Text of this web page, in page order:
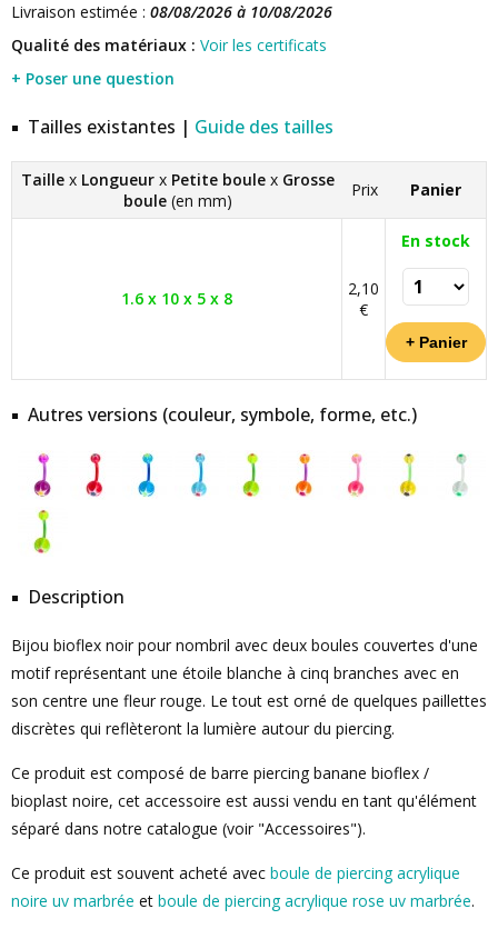
Livraison estimée : 08/08/2026 à 10/08/2026
Qualité des matériaux : Voir les certificats
+ Poser une question
Tailles existantes | Guide des tailles
Taille x Longueur x Petite boule x Grosse
boule (en mm)
Prix Panier
1.6 x 10 x 5 x 8
2,10
€
En stock
Autres versions (couleur, symbole, forme, etc.)
Description
Bijou bioflex noir pour nombril avec deux boules couvertes d'une
motif représentant une étoile blanche à cinq branches avec en
son centre une fleur rouge. Le tout est orné de quelques paillettes
discrètes qui reflèteront la lumière autour du piercing.
Ce produit est composé de barre piercing banane bioflex /
bioplast noire, cet accessoire est aussi vendu en tant qu'élément
séparé dans notre catalogue (voir "Accessoires").
Ce produit est souvent acheté avec boule de piercing acrylique
noire uv marbrée et boule de piercing acrylique rose uv marbrée.